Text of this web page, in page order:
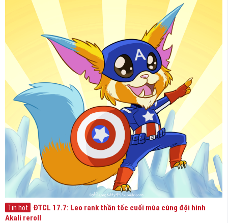
Tin hot
ĐTCL 17.7: Leo rank thần tốc cuối mùa cùng đội hình
Akali reroll